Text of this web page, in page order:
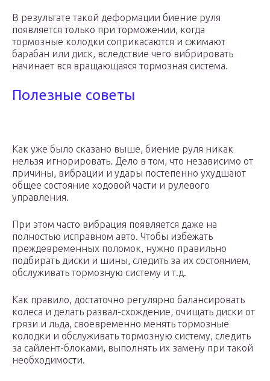
В результате такой деформации биение руля
появляется только при торможении, когда
тормозные колодки соприкасаются и сжимают
барабан или диск, вследствие чего вибрировать
начинает вся вращающаяся тормозная система.
Полезные советы
Как уже было сказано выше, биение руля никак
нельзя игнорировать. Дело в том, что независимо от
причины, вибрации и удары постепенно ухудшают
общее состояние ходовой части и рулевого
управления.
При этом часто вибрация появляется даже на
полностью исправном авто. Чтобы избежать
преждевременных поломок, нужно правильно
подбирать диски и шины, следить за их состоянием,
обслуживать тормозную систему и т.д.
Как правило, достаточно регулярно балансировать
колеса и делать развал-схождение, очищать диски от
грязи и льда, своевременно менять тормозные
колодки и обслуживать тормозную систему, следить
за сайлент-блоками, выполнять их замену при такой
необходимости.